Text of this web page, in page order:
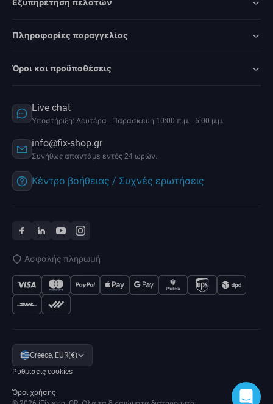
Εξυπηρέτηση πελατών
Πληροφορίες παραγγελίας
Όροι και προϋποθέσεις
Live chat
Υποστήριξη: Δευτέρα - Παρασκευή 10:00 π.μ. - 5:00 μ.μ.
info@fix-shop.gr
Συνήθως απαντάμε εντός 24 ωρών.
Κέντρο βοήθειας / Συχνές ερωτήσεις
Ασφαλής πληρωμή
Greece, EUR(€)
Ρυθμίσεις cookies
Όροι χρήσης